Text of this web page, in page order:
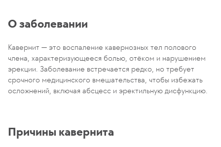
О заболевании
Кавернит — это воспаление кавернозных тел полового
члена, характеризующееся болью, отёком и нарушением
эрекции. Заболевание встречается редко, но требует
срочного медицинского вмешательства, чтобы избежать
осложнений, включая абсцесс и эректильную дисфункцию.
Причины кавернита